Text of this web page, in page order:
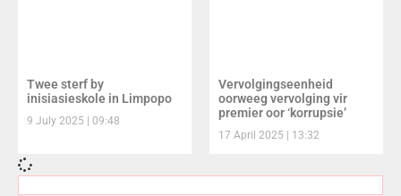
Twee sterf by
inisiasieskole in Limpopo
9 July 2025 09:48
Vervolgingseenheid
oorweeg vervolging vir
premier oor ‘korrupsie’
17 April 2025 13:32